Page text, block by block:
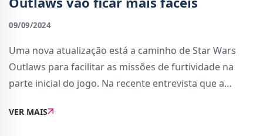
09/09/2024
Uma nova atualização está a caminho de Star Wars
Outlaws para facilitar as missões de furtividade na
parte inicial do jogo. Na recente entrevista que a
Gerighty reconheceu que as missões de furt
VER MAIS